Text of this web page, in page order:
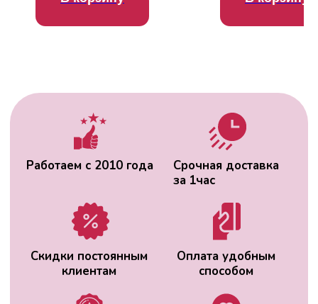
ВАС МОЖЕТ
ЗАИНТЕРЕСОВАТЬ